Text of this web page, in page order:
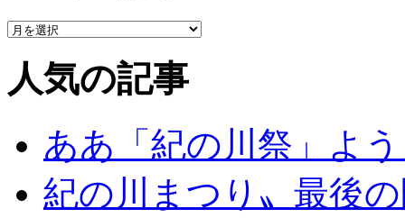
人気の記事
ああ「紀の川祭」よ
紀の川まつり〟最後